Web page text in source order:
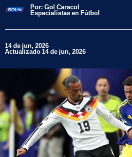
Por: Gol Caracol
Especialistas en Fútbol
14 de jun, 2026
Actualizado 14 de jun, 2026